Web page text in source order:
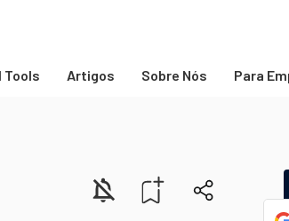
Tools Artigos Sobre Nós Para